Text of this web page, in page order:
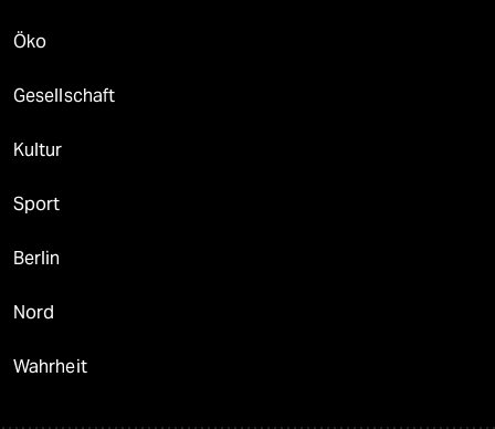
Öko
Gesellschaft
Kultur
Sport
Berlin
Nord
Wahrheit